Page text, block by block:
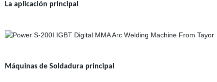
La aplicación principal
Máquinas de Soldadura principal